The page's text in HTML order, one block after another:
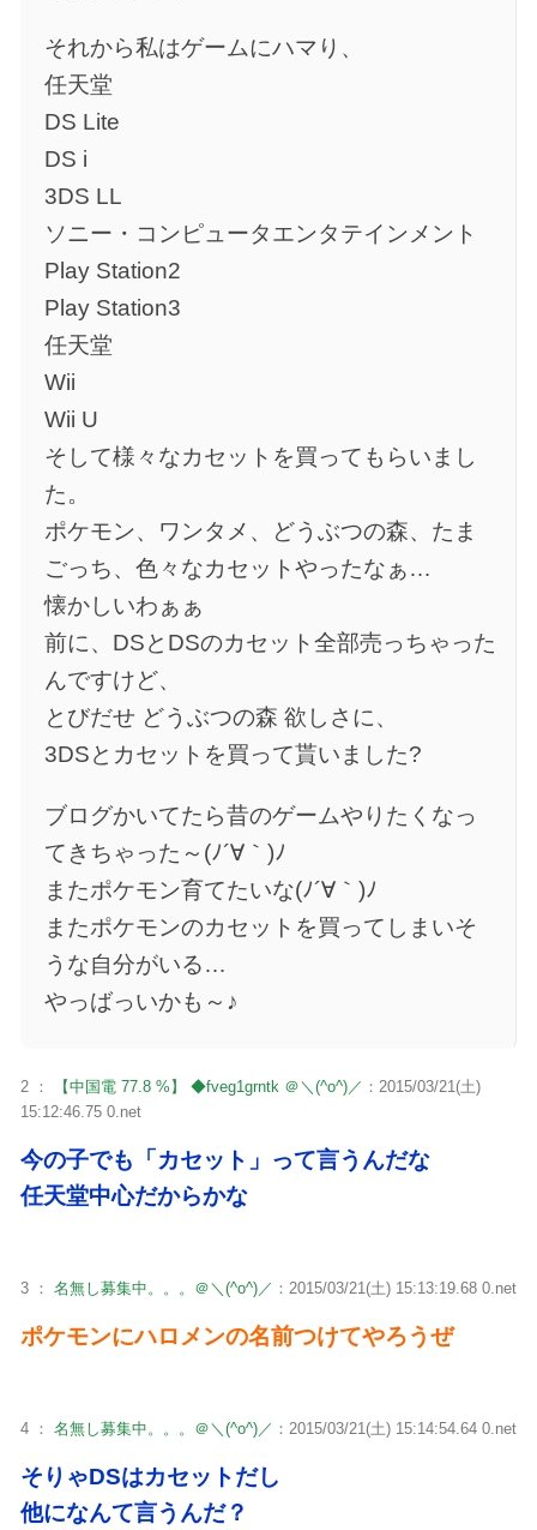
それから私はゲームにハマり、
任天堂
DS Lite
DS i
3DS LL
ソニー・コンピュータエンタテインメント
Play Station2
Play Station3
任天堂
Wii
Wii U
そして様々なカセットを買ってもらいまし
た。
ポケモン、ワンタメ、どうぶつの森、たま
ごっち、色々なカセットやったなぁ…
懐かしいわぁぁ
前に、DSとDSのカセット全部売っちゃった
んですけど、
とびだせ どうぶつの森 欲しさに、
3DSとカセットを買って貰いました?
ブログかいてたら昔のゲームやりたくなっ
てきちゃった～(ﾉ´∀｀)ﾉ
またポケモン育てたいな(ﾉ´∀｀)ﾉ
またポケモンのカセットを買ってしまいそ
うな自分がいる…
やっばっいかも～♪
2 ： 【中国電 77.8 %】 ◆fveg1grntk ＠＼(^o^)／ ：2015/03/21(土)
15:12:46.75 0.net
今の子でも「カセット」って言うんだな
任天堂中心だからかな
3 ： 名無し募集中。。。＠＼(^o^)／ ：2015/03/21(土) 15:13:19.68 0.net
ポケモンにハロメンの名前つけてやろうぜ
4 ： 名無し募集中。。。＠＼(^o^)／ ：2015/03/21(土) 15:14:54.64 0.net
そりゃDSはカセットだし
他になんて言うんだ？